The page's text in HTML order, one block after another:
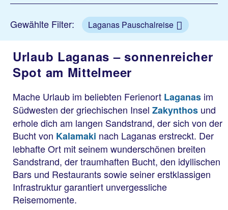
Gewählte Filter: Laganas Pauschalreise
Urlaub Laganas – sonnenreicher
Spot am Mittelmeer
Mache Urlaub im beliebten Ferienort Laganas im
Südwesten der griechischen Insel Zakynthos und
erhole dich am langen Sandstrand, der sich von der
Bucht von Kalamaki nach Laganas erstreckt. Der
lebhafte Ort mit seinem wunderschönen breiten
Sandstrand, der traumhaften Bucht, den idyllischen
Bars und Restaurants sowie seiner erstklassigen
Infrastruktur garantiert unvergessliche
Reisemomente.